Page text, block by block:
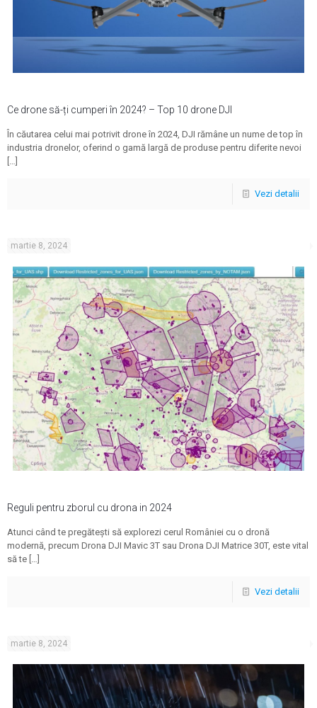
Ce drone să-ți cumperi în 2024? – Top 10 drone DJI
În căutarea celui mai potrivit drone în 2024, DJI rămâne un nume de top în
industria dronelor, oferind o gamă largă de produse pentru diferite nevoi
[…]
Vezi detalii
martie 8, 2024
Reguli pentru zborul cu drona in 2024
Atunci când te pregătești să explorezi cerul României cu o dronă
modernă, precum Drona DJI Mavic 3T sau Drona DJI Matrice 30T, este vital
să te […]
Vezi detalii
martie 8, 2024